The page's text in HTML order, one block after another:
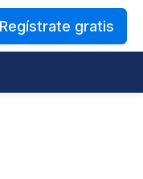
Regístrate gratis